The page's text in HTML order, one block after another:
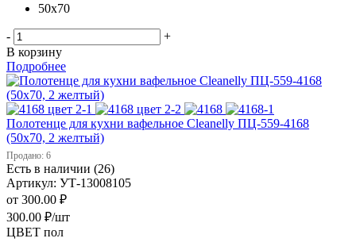
50х70
-
+
В корзину
Подробнее
Полотенце для кухни вафельное Cleanelly ПЦ-559-4168
(50х70, 2 желтый)
Продано: 6
Есть в наличии (26)
Артикул: УТ-13008105
от 300.00 ₽
300.00 ₽/шт
ЦВЕТ пол